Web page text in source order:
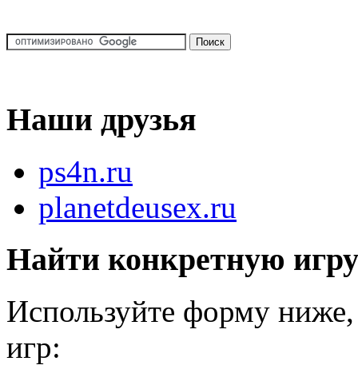
Наши друзья
ps4n.ru
planetdeusex.ru
Найти конкретную
Используйте форму
игр: